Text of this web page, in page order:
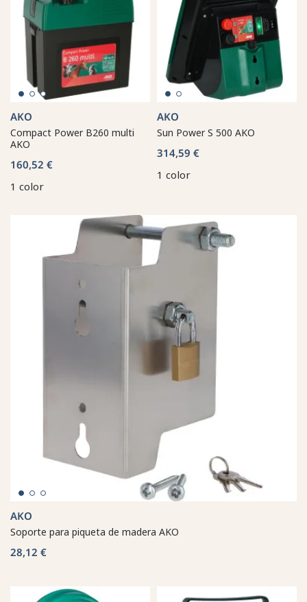
AKO
Compact Power B260 multi
AKO
160,52 €
1 color
AKO
Sun Power S 500 AKO
314,59 €
1 color
AKO
Soporte para piqueta de madera AKO
28,12 €